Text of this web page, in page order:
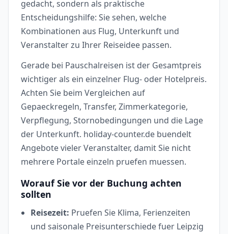
gedacht, sondern als praktische
Entscheidungshilfe: Sie sehen, welche
Kombinationen aus Flug, Unterkunft und
Veranstalter zu Ihrer Reiseidee passen.
Gerade bei Pauschalreisen ist der Gesamtpreis
wichtiger als ein einzelner Flug- oder Hotelpreis.
Achten Sie beim Vergleichen auf
Gepaeckregeln, Transfer, Zimmerkategorie,
Verpflegung, Stornobedingungen und die Lage
der Unterkunft. holiday-counter.de buendelt
Angebote vieler Veranstalter, damit Sie nicht
mehrere Portale einzeln pruefen muessen.
Worauf Sie vor der Buchung achten
sollten
Reisezeit: Pruefen Sie Klima, Ferienzeiten
und saisonale Preisunterschiede fuer Leipzig